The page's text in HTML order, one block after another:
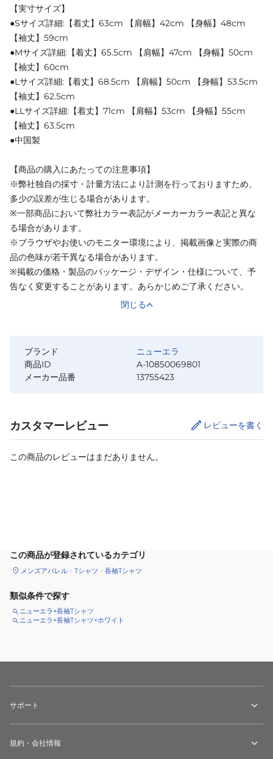
【実寸サイズ】
●Sサイズ詳細:【着丈】63cm 【肩幅】42cm 【身幅】48cm
【袖丈】59cm
●Mサイズ詳細:【着丈】65.5cm 【肩幅】47cm 【身幅】50cm
【袖丈】60cm
●Lサイズ詳細:【着丈】68.5cm 【肩幅】50cm 【身幅】53.5cm
【袖丈】62.5cm
●LLサイズ詳細:【着丈】71cm 【肩幅】53cm 【身幅】55cm
【袖丈】63.5cm
●中国製
【商品の購入にあたっての注意事項】
※弊社独自の採寸・計量方法により計測を行っておりますため、
多少の誤差が生じる場合があります。
※一部商品において弊社カラー表記がメーカーカラー表記と異な
る場合があります。
※ブラウザやお使いのモニター環境により、掲載画像と実際の商
品の色味が若干異なる場合があります。
※掲載の価格・製品のパッケージ・デザイン・仕様について、予
告なく変更することがあります。あらかじめご了承ください。
閉じる
ブランド
ニューエラ
商品ID
A-10850069801
メーカー品番
13755423
カスタマーレビュー レビューを書く
この商品のレビューはまだありません。
この商品が登録されているカテゴリ
メンズアパレル Tシャツ 長袖Tシャツ
類似条件で探す
ニューエラ×長袖Tシャツ
ニューエラ×長袖Tシャツ×ホワイト
サポート
規約・会社情報